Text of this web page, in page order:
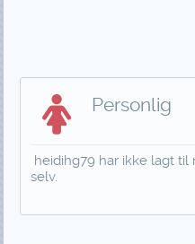
Personlig
heidihg79 har ikke lagt
selv.